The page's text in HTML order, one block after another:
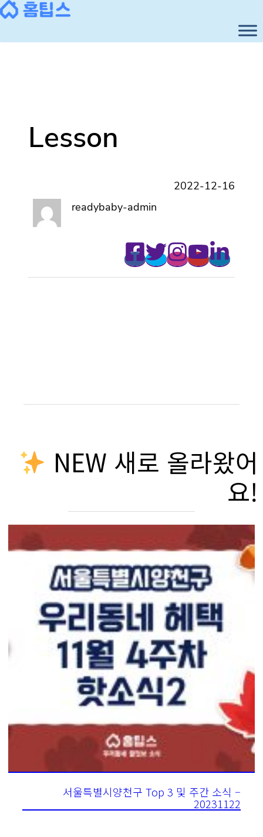
콘
텐
츠
Lesson
2022-12-16
readybaby-admin
NEW 새로 올라왔어
요!
서울특별시양천구 Top 3 및 주간 소식 –
20231122